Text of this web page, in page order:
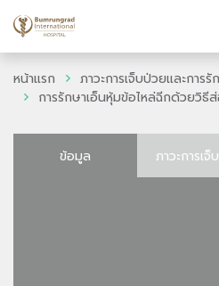
หน้าแรก ภาวะการเจ็บป่วยและการรั
การรักษาเอ็นหุ้มข้อไหล่ฉีกด้วยวิธี
ข้อมูล ภาวะการเจ็